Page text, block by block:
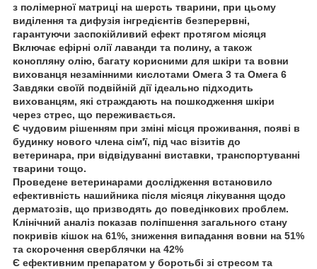
з полімерної матриці на шерсть тварини, при цьому
виділення та дифузія інгредієнтів безперервні,
гарантуючи заспокійливий ефект протягом місяця
Включає ефірні олії лаванди та полину, а також
конопляну олію, багату корисними для шкіри та вовни
вихованця незамінними кислотами Омега 3 та Омега 6
Завдяки своїй подвійній дії ідеально підходить
вихованцям, які страждають на пошкодження шкіри
через стрес, що переживається.
Є чудовим рішенням при зміні місця проживання, появі в
будинку нового члена сім'ї, під час візитів до
ветеринара, при відвідуванні виставки, транспортуванні
тварини тощо.
Проведене ветеринарами дослідження встановило
ефективність нашийника після місяця лікування щодо
дерматозів, що призводять до поведінкових проблем.
Клінічний аналіз показав поліпшення загального стану
покривів кішок на 61%, зниження випадання вовни на 51%
та скорочення сверблячки на 42%
Є ефективним препаратом у боротьбі зі стресом та